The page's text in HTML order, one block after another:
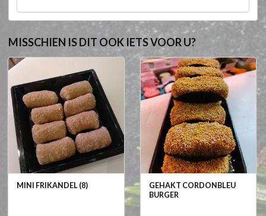
MISSCHIEN IS DIT OOK IETS VOOR U?
MINI FRIKANDEL (8)
GEHAKT CORDONBLEU
BURGER